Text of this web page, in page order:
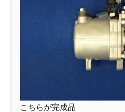
こちらが完成品